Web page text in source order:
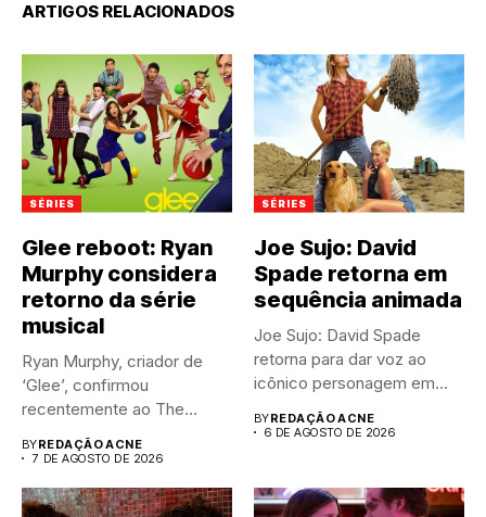
ARTIGOS RELACIONADOS
SÉRIES
Glee reboot: Ryan
Murphy considera
retorno da série
musical
Ryan Murphy, criador de
‘Glee’, confirmou
recentemente ao The
BYREDAÇÃO ACNE
7 DE AGOSTO DE 2026
SÉRIES
Joe Sujo: David
Spade retorna em
sequência animada
Joe Sujo: David Spade
retorna para dar voz ao
icônico personagem em...
BYREDAÇÃO ACNE
6 DE AGOSTO DE 2026